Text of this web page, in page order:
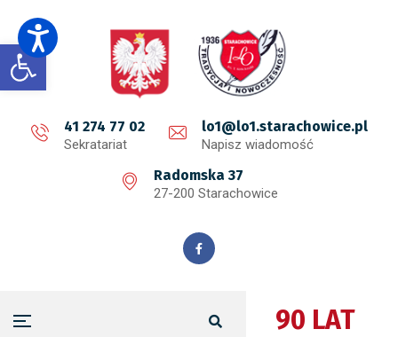
Open toolbar
41 274 77 02
Sekratariat
lo1@lo1.starachowice.pl
Napisz wiadomość
Radomska 37
27-200 Starachowice
90 LAT